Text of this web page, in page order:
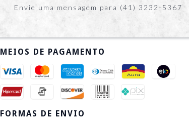
Envie uma mensagem para (41) 3232-5367
MEIOS DE PAGAMENTO
FORMAS DE ENVIO